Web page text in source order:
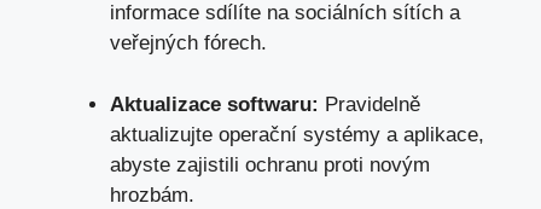
informace sdílíte na sociálních sítích a
veřejných fórech.
Aktualizace softwaru: Pravidelně
aktualizujte operační systémy a aplikace,
abyste zajistili ochranu proti novým
hrozbám.